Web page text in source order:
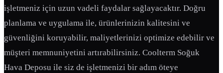
işletmeniz için uzun vadeli faydalar sağlayacaktır. Doğru
planlama ve uygulama ile, ürünlerinizin kalitesini ve
güvenliğini koruyabilir, maliyetlerinizi optimize edebilir ve
müşteri memnuniyetini artırabilirsiniz. Coolterm Soğuk
Hava Deposu ile siz de işletmenizi bir adım öteye